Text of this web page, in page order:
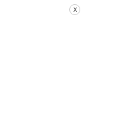
X